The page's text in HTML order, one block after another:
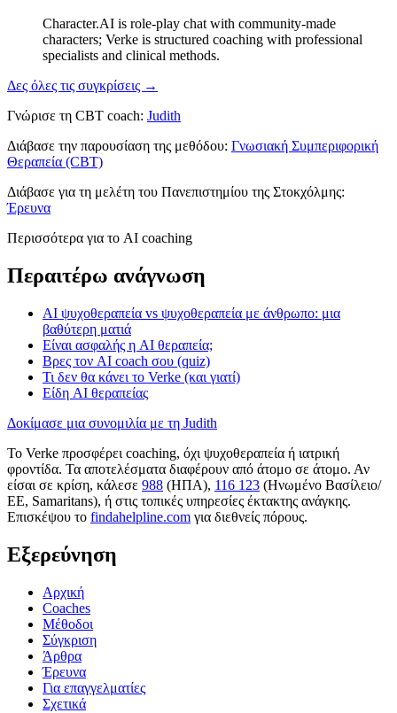
Character.AI is role-play chat with community-made
characters; Verke is structured coaching with professional
specialists and clinical methods.
Δες όλες τις συγκρίσεις →
Γνώρισε τη CBT coach: Judith
Διάβασε την παρουσίαση της μεθόδου: Γνωσιακή Συμπεριφορική
Θεραπεία (CBT)
Διάβασε για τη μελέτη του Πανεπιστημίου της Στοκχόλμης:
Έρευνα
Περισσότερα για το AI coaching
Περαιτέρω ανάγνωση
AI ψυχοθεραπεία vs ψυχοθεραπεία με άνθρωπο: μια
βαθύτερη ματιά
Είναι ασφαλής η AI θεραπεία;
Βρες τον AI coach σου (quiz)
Τι δεν θα κάνει το Verke (και γιατί)
Είδη AI θεραπείας
Δοκίμασε μια συνομιλία με τη Judith
Το Verke προσφέρει coaching, όχι ψυχοθεραπεία ή ιατρική
φροντίδα. Τα αποτελέσματα διαφέρουν από άτομο σε άτομο. Αν
είσαι σε κρίση, κάλεσε 988 (ΗΠΑ), 116 123 (Ηνωμένο Βασίλειο/
ΕΕ, Samaritans), ή στις τοπικές υπηρεσίες έκτακτης ανάγκης.
Επισκέψου το findahelpline.com για διεθνείς πόρους.
Εξερεύνηση
Αρχική
Coaches
Μέθοδοι
Σύγκριση
Άρθρα
Έρευνα
Για επαγγελματίες
Σχετικά